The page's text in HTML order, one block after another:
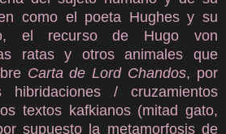
como el poeta Hughes y su
el recurso de Hugo von
ratas y otros animales que
Carta de Lord Chandos, por
/ cruzamientos
textos kafkianos (mitad gato,
supuesto la metamorfosis de